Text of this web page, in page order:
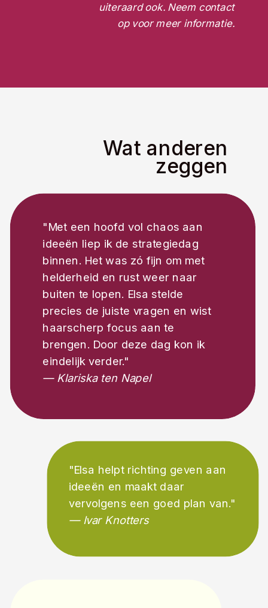
uiteraard ook. Neem contact
op voor meer informatie.
"Met een hoofd vol chaos aan
ideeën liep ik de strategiedag
binnen. Het was zó fijn om met
helderheid en rust weer naar
buiten te lopen. Elsa stelde
precies de juiste vragen en wist
haarscherp focus aan te
brengen. Door deze dag kon ik
eindelijk verder."
— Klariska ten Napel
Wat anderen
zeggen
"Elsa helpt richting geven aan
ideeën en maakt daar
vervolgens een goed plan van."
— Ivar Knotters